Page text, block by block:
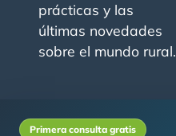
prácticas y las
últimas novedades
sobre el mundo rural.
Primera consulta gratis